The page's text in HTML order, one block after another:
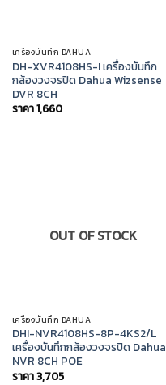
เครื่องบันทึก DAHUA
DH-XVR4108HS-I เครื่องบันทึก
กล้องวงจรปิด Dahua Wizsense
DVR 8CH
ราคา1,660
OUT OF STOCK
เครื่องบันทึก DAHUA
DHI-NVR4108HS-8P-4KS2/L
เครื่องบันทึกกล้องวงจรปิด Dahua
NVR 8CH POE
ราคา3,705